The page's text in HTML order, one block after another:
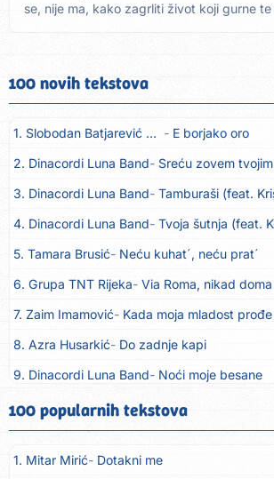
se, nije ma, kako zagrliti život koji gurne
100 novih tekstova
1. Slobodan Batjarević Čobe E borjako oro
2. Dinacordi Luna Band Sreću zovem tvojim imenom (feat.
3. Dinacordi Luna Band Tamburaši (feat. Kristina
4. Dinacordi Luna Band Tvoja šutnja (feat. Kristina
5. Tamara Brusić Neću kuhat´, neću prat´
6. Grupa TNT Rijeka Via Roma, nikad doma
7. Zaim Imamović Kada moja mladost prođe
8. Azra Husarkić Do zadnje kapi
9. Dinacordi Luna Band Noći moje besane
10. Pet za 5 Pozdravi mi Stubicu
11. Dinacordi Luna Band Anđeo moj
12. Vesna Kartuš Vrati se
100 popularnih tekstova
1. Mitar Mirić Dotakni me